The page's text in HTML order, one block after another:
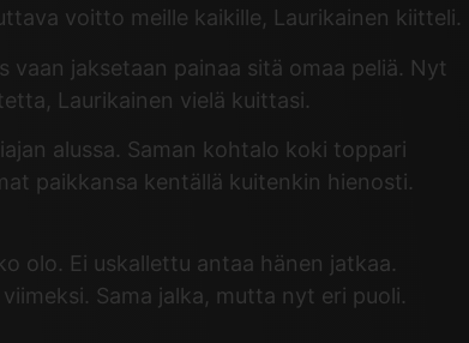
voitto meille kaikille, Laurikainen kiitteli.
jaksetaan painaa sitä omaa peliä. Nyt
Laurikainen vielä kuittasi.
alussa. Saman kohtalo koki toppari
paikkansa kentällä kuitenkin hienosti.
olo. Ei uskallettu antaa hänen jatkaa.
Sama jalka, mutta nyt eri puoli.